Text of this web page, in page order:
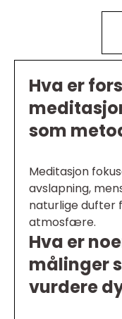
Hva er
som
Meditasjon
avslapning,
naturlige dufter
atmosfære.
Hva er
målinger
vurdere